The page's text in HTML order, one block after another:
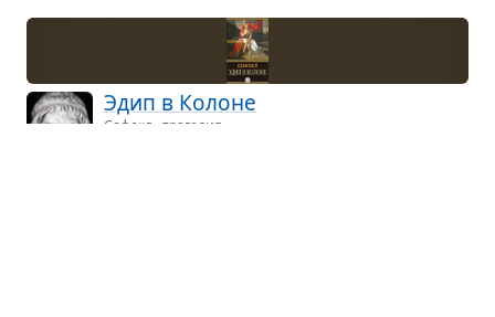
Эдип в Колоне
Софокл · трагедия